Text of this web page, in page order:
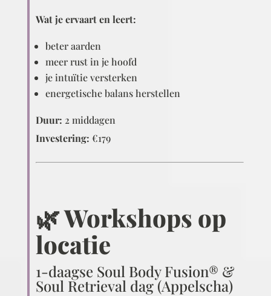
Wat je ervaart en leert:
beter aarden
meer rust in je hoofd
je intuïtie versterken
energetische balans herstellen
Duur: 2 middagen
Investering: €179
🌿 Workshops op
locatie
1-daagse Soul Body Fusion® &
Soul Retrieval dag (Appelscha)